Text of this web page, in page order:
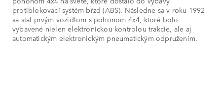
protiblokovací systém bŕzd (ABS). Následne sa v roku 1992
sa stal prvým vozidlom s pohonom 4x4, ktoré bolo
vybavené nielen elektronickou kontrolou trakcie, ale aj
automatickým elektronickým pneumatickým odpružením.